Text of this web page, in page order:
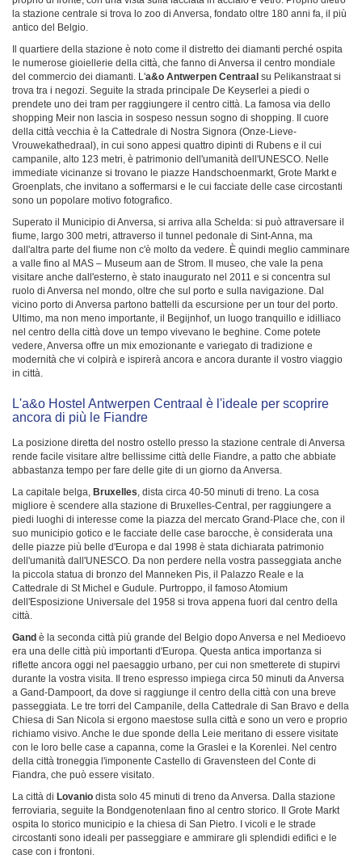
la stazione centrale si trova lo zoo di Anversa, fondato oltre 180 anni fa, il più
antico del Belgio.
Il quartiere della stazione è noto come il distretto dei diamanti perché ospita
le numerose gioiellerie della città, che fanno di Anversa il centro mondiale
del commercio dei diamanti. L'a&o Antwerpen Centraal su Pelikanstraat si
trova tra i negozi. Seguite la strada principale De Keyserlei a piedi o
prendete uno dei tram per raggiungere il centro città. La famosa via dello
shopping Meir non lascia in sospeso nessun sogno di shopping. Il cuore
della città vecchia è la Cattedrale di Nostra Signora (Onze-Lieve-
Vrouwekathedraal), in cui sono appesi quattro dipinti di Rubens e il cui
campanile, alto 123 metri, è patrimonio dell'umanità dell'UNESCO. Nelle
immediate vicinanze si trovano le piazze Handschoenmarkt, Grote Markt e
Groenplats, che invitano a soffermarsi e le cui facciate delle case circostanti
sono un popolare motivo fotografico.
Superato il Municipio di Anversa, si arriva alla Schelda: si può attraversare il
fiume, largo 300 metri, attraverso il tunnel pedonale di Sint-Anna, ma
dall'altra parte del fiume non c'è molto da vedere. È quindi meglio camminare
a valle fino al MAS – Museum aan de Strom. Il museo, che vale la pena
visitare anche dall'esterno, è stato inaugurato nel 2011 e si concentra sul
ruolo di Anversa nel mondo, oltre che sul porto e sulla navigazione. Dal
vicino porto di Anversa partono battelli da escursione per un tour del porto.
Ultimo, ma non meno importante, il Begijnhof, un luogo tranquillo e idilliaco
nel centro della città dove un tempo vivevano le beghine. Come potete
vedere, Anversa offre un mix emozionante e variegato di tradizione e
modernità che vi colpirà e ispirerà ancora e ancora durante il vostro viaggio
in città.
L'a&o Hostel Antwerpen Centraal è l'ideale per scoprire
ancora di più le Fiandre
La posizione diretta del nostro ostello presso la stazione centrale di Anversa
rende facile visitare altre bellissime città delle Fiandre, a patto che abbiate
abbastanza tempo per fare delle gite di un giorno da Anversa.
La capitale belga, Bruxelles , dista circa 40-50 minuti di treno. La cosa
migliore è scendere alla stazione di Bruxelles-Central, per raggiungere a
piedi luoghi di interesse come la piazza del mercato Grand-Place che, con il
suo municipio gotico e le facciate delle case barocche, è considerata una
delle piazze più belle d'Europa e dal 1998 è stata dichiarata patrimonio
dell'umanità dall'UNESCO. Da non perdere nella vostra passeggiata anche
la piccola statua di bronzo del Manneken Pis, il Palazzo Reale e la
Cattedrale di St Michel e Gudule. Purtroppo, il famoso Atomium
dell'Esposizione Universale del 1958 si trova appena fuori dal centro della
città.
Gand è la seconda città più grande del Belgio dopo Anversa e nel Medioevo
era una delle città più importanti d'Europa. Questa antica importanza si
riflette ancora oggi nel paesaggio urbano, per cui non smetterete di stupirvi
durante la vostra visita. Il treno espresso impiega circa 50 minuti da Anversa
a Gand-Dampoort, da dove si raggiunge il centro della città con una breve
passeggiata. Le tre torri del Campanile, della Cattedrale di San Bravo e della
Chiesa di San Nicola si ergono maestose sulla città e sono un vero e proprio
richiamo visivo. Anche le due sponde della Leie meritano di essere visitate
con le loro belle case a capanna, come la Graslei e la Korenlei. Nel centro
della città troneggia l'imponente Castello di Gravensteen del Conte di
Fiandra, che può essere visitato.
La città di Lovanio dista solo 45 minuti di treno da Anversa. Dalla stazione
ferroviaria, seguite la Bondgenotenlaan fino al centro storico. Il Grote Markt
ospita lo storico municipio e la chiesa di San Pietro. I vicoli e le strade
circostanti sono ideali per passeggiare e ammirare gli splendidi edifici e le
case con i frontoni.